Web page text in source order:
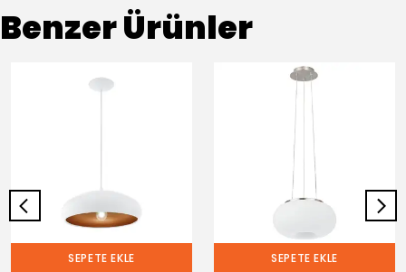
Benzer Ürünler
SEPETE EKLE SEPETE EKLE